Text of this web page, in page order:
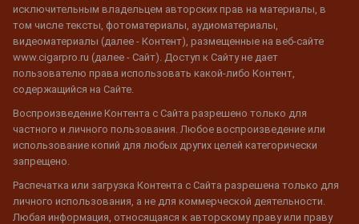
исключительным владельцем авторских прав на материалы, в
том числе тексты, фотоматериалы, аудиоматериалы,
видеоматериалы (далее - Контент), размещенные на веб-сайте
www.cigarpro.ru (далее - Сайт). Доступ к Сайту не дает
пользователю права использовать какой-либо Контент,
содержащийся на Сайте.
Воспроизведение Контента с Сайта разрешено только для
частного и личного пользования. Любое воспроизведение или
использование копий для любых других целей категорически
запрещено.
Распечатка или загрузка Контента с Сайта разрешена только для
личного использования, а не для коммерческой деятельности.
Любая информация, относящаяся к авторскому праву или праву